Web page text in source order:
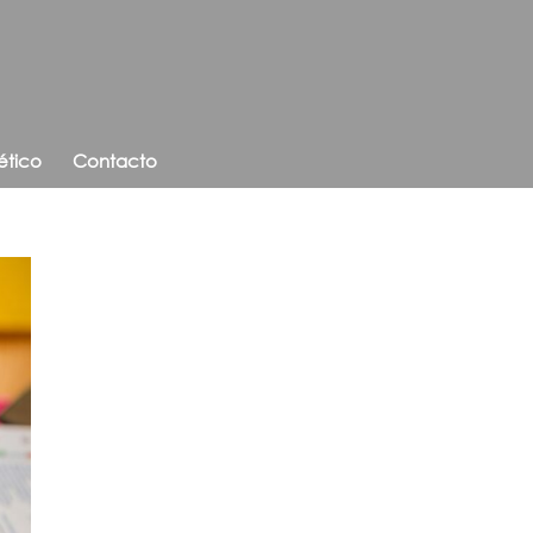
Contacto